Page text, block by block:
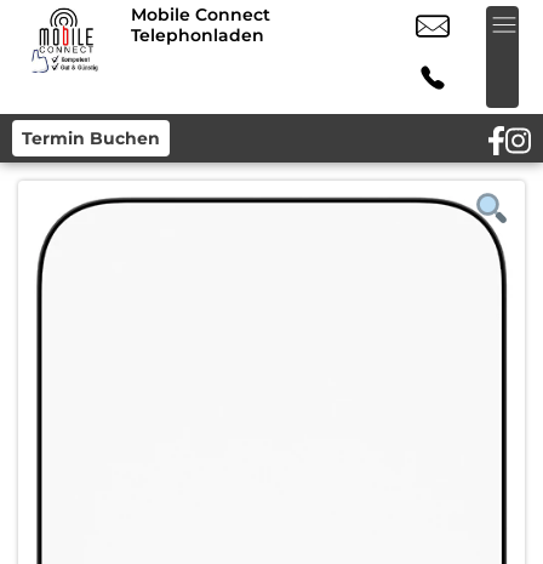
Mobile Connect
Telephonladen
Termin Buchen